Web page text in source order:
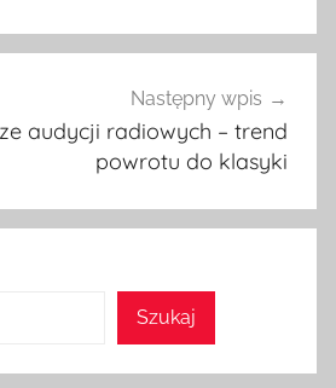
Następny wpis
audycji radiowych – trend
powrotu do klasyki
Szukaj